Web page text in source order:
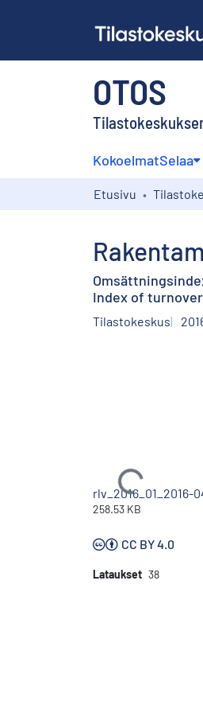
OTOS
KokoelmatSelaa
Etusivu
Index of
Tilastokeskus
Ladataan...
rlv_2016_01_2016-
258.53 KB
CC BY 4.0
Lataukset 38